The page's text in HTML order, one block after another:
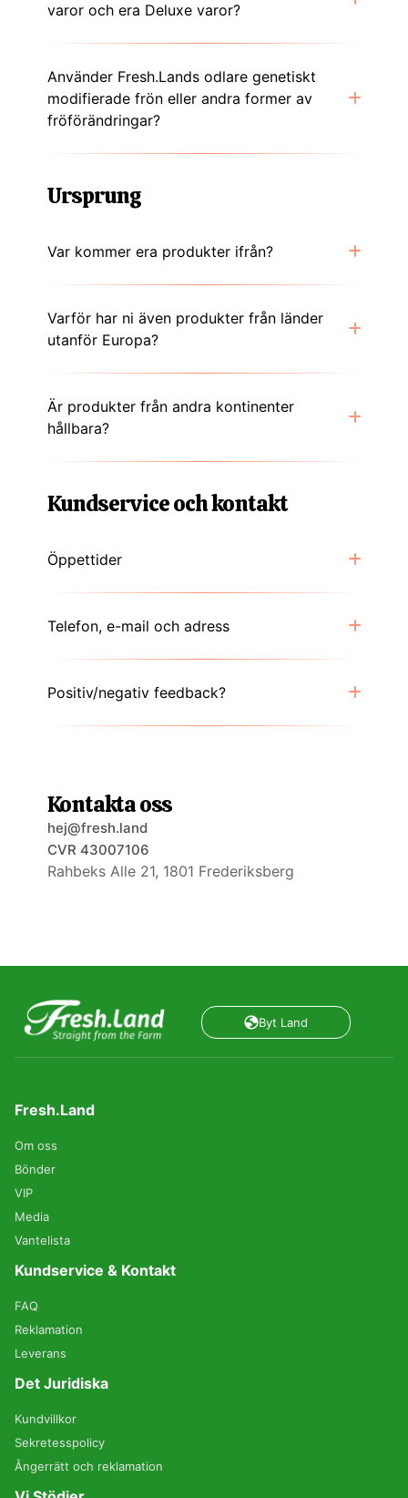
varor och era Deluxe varor?
Använder Fresh.Lands odlare genetiskt
modifierade frön eller andra former av
fröförändringar?
Ursprung
Var kommer era produkter ifrån?
Varför har ni även produkter från länder
utanför Europa?
Är produkter från andra kontinenter
hållbara?
Kundservice och kontakt
Öppettider
Telefon, e-mail och adress
Positiv/negativ feedback?
Kontakta oss
hej@fresh.land
CVR 43007106
Rahbeks Alle 21, 1801 Frederiksberg
Byt Land
Fresh.Land
Om oss
Bönder
VIP
Media
Vantelista
Kundservice & Kontakt
FAQ
Reklamation
Leverans
Det Juridiska
Kundvillkor
Sekretesspolicy
Ångerrätt och reklamation